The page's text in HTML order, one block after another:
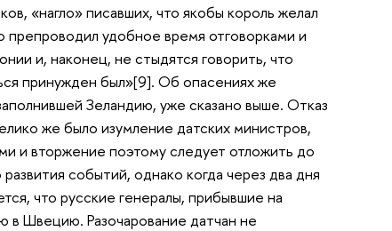
«нагло» писавших, что якобы король желал
удобное время отговорками и
и, наконец, не стыдятся говорить, что
принужден был»[9]. Об опасениях же
Зеландию, уже сказано выше. Отказ
же было изумление датских министров,
и вторжение поэтому следует отложить до
событий, однако когда через два дня
что русские генералы, прибывшие на
в Швецию. Разочарование датчан не